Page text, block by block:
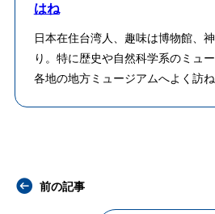
はね
日本在住台湾人、趣味は博物館、
り。特に歴史や自然科学系のミュ
各地の地方ミュージアムへよく訪ね
前の記事